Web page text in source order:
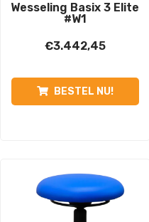
Wesseling Basix 3 Elite
#W1
€3.442,45
BESTEL NU!